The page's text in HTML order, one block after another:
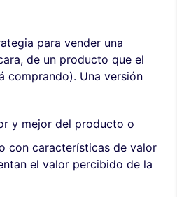
para vender una
de un producto que el
comprando). Una versión
y mejor del producto o
con características de valor
el valor percibido de la